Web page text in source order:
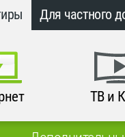
Для частного
ТВ и